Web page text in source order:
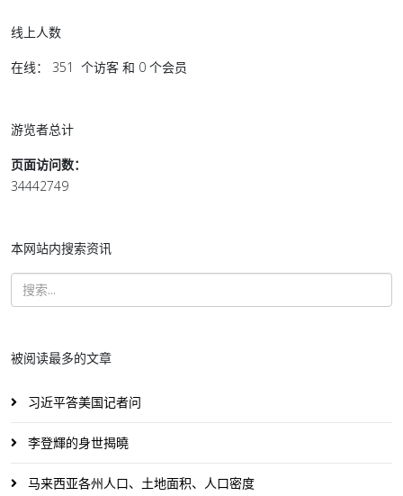
线上人数
在线： 351 个访客 和 0 个会员
游览者总计
页面访问数：
34442749
本网站内搜索资讯
被阅读最多的文章
习近平答美国记者问
李登輝的身世揭曉
马来西亚各州人口、土地面积、人口密度